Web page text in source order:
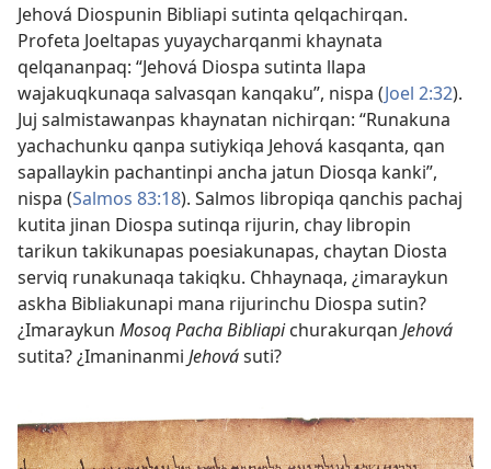
Jehová Diospunin Bibliapi sutinta qelqachirqan.
Profeta Joeltapas yuyaycharqanmi khaynata
qelqananpaq: “Jehová Diospa sutinta llapa
wajakuqkunaqa salvasqan kanqaku”, nispa (Joel 2:32).
Juj salmistawanpas khaynatan nichirqan: “Runakuna
yachachunku qanpa sutiykiqa Jehová kasqanta, qan
sapallaykin pachantinpi ancha jatun Diosqa kanki”,
nispa (Salmos 83:18). Salmos libropiqa qanchis pachaj
kutita jinan Diospa sutinqa rijurin, chay libropin
tarikun takikunapas poesiakunapas, chaytan Diosta
serviq runakunaqa takiqku. Chhaynaqa, ¿imaraykun
askha Bibliakunapi mana rijurinchu Diospa sutin?
¿Imaraykun Mosoq Pacha Bibliapichurakurqan Jehová
sutita? ¿Imaninanmi Jehovásuti?